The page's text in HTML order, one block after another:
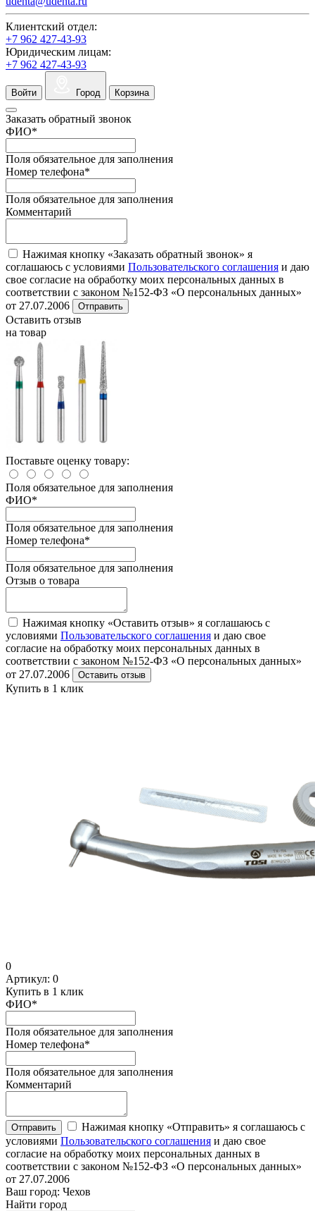
Клиентский отдел:
+7 962 427-43-93
Юридическим лицам:
+7 962 427-43-93
Войти Город Корзина
Заказать обратный звонок
ФИО*
Поля обязательное для заполнения
Номер телефона*
Поля обязательное для заполнения
Комментарий
Нажимая кнопку «Заказать обратный звонок» я
соглашаюсь с условиями Пользовательского соглашения и даю
свое согласие на обработку моих персональных данных в
соответствии с законом №152-ФЗ «О персональных данных»
от 27.07.2006
Отправить
Оставить отзыв
на товар
Поставьте оценку товару:
Поля обязательное для заполнения
ФИО*
Поля обязательное для заполнения
Номер телефона*
Поля обязательное для заполнения
Отзыв о товара
Нажимая кнопку «Оставить отзыв» я соглашаюсь с
условиями Пользовательского соглашения и даю свое
согласие на обработку моих персональных данных в
соответствии с законом №152-ФЗ «О персональных данных»
от 27.07.2006
Оставить отзыв
Купить в 1 клик
0
Артикул: 0
Купить в 1 клик
ФИО*
Поля обязательное для заполнения
Номер телефона*
Поля обязательное для заполнения
Комментарий
Отправить
Нажимая кнопку «Отправить» я соглашаюсь с
условиями Пользовательского соглашения и даю свое
согласие на обработку моих персональных данных в
соответствии с законом №152-ФЗ «О персональных данных»
от 27.07.2006
Ваш город: Чехов
Найти город